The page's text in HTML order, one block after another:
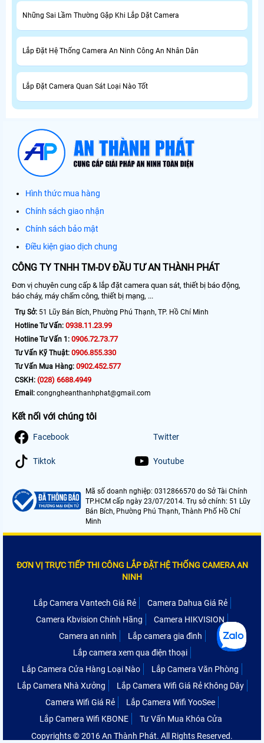
Những Sai Lầm Thường Gặp Khi Lắp Dặt Camera
Lắp Đặt Hệ Thống Camera An Ninh Công An Nhân Dân
Lắp Đặt Camera Quan Sát Loại Nào Tốt
Hình thức mua hàng
Chính sách giao nhận
Chính sách bảo mật
Điều kiện giao dịch chung
CÔNG TY TNHH TM-DV ĐẦU TƯ AN THÀNH PHÁT
Đơn vị chuyên cung cấp & lắp đặt camera quan sát, thiết bị báo động,
báo cháy, máy chấm công, thiết bị mạng, ...
Trụ Sở: 51 Lũy Bán Bích, Phường Phú Thạnh, TP. Hồ Chí Minh
Hotline Tư Vấn: 0938.11.23.99
Hotline Tư Vấn 1: 0906.72.73.77
Tư Vấn Kỹ Thuật: 0906.855.330
Tư Vấn Mua Hàng: 0902.452.577
CSKH: (028) 6688.4949
Email: congngheanthanhphat@gmail.com
Kết nối với chúng tôi
Facebook Twitter
Tiktok Youtube
Mã số doanh nghiệp: 0312866570 do Sở Tài Chính
TP.HCM cấp ngày 23/07/2014. Trụ sở chính: 51 Lũy
Bán Bích, Phường Phú Thạnh, Thành Phố Hồ Chí
Minh
ĐƠN VỊ TRỰC TIẾP THI CÔNG LẮP ĐẶT HỆ THỐNG CAMERA AN
NINH
Lắp Camera Vantech Giá Rẻ
Camera Dahua Giá Rẻ
Camera Kbvision Chính Hãng
Camera HIKVISION
Camera an ninh
Lắp camera gia đình
Lắp camera xem qua điện thoại
Lắp Camera Cửa Hàng Loại Nào
Lắp Camera Văn Phòng
Lắp Camera Nhà Xưởng
Lắp Camera Wifi Giá Rẻ Không Dây
Camera Wifi Giá Rẻ
Lắp Camera Wifi YooSee
Lắp Camera Wifi KBONE
Tư Vấn Mua Khóa Cửa
Copyrights © 2016 An Thành Phát. All Rights Reserved.